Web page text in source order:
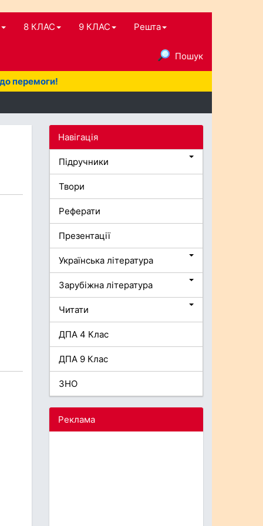
8 КЛАС 9 КЛАС Решта
Пошук
перемоги!
Навігація
Підручники
Твори
Реферати
Презентації
Українська література
Зарубіжна література
Читати
ДПА 4 Клас
ДПА 9 Клас
ЗНО
Реклама